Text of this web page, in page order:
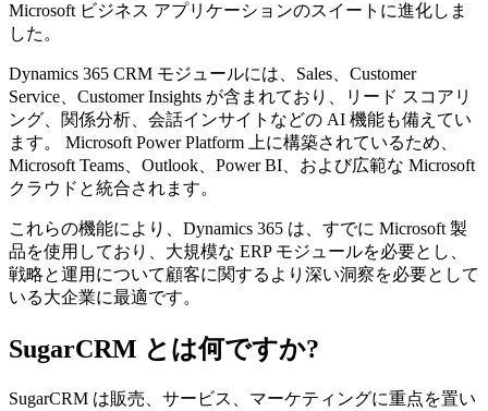
Microsoft ビジネス アプリケーションのスイートに進化しま
した。
Dynamics 365 CRM モジュールには、Sales、Customer
Service、Customer Insights が含まれており、リード スコアリ
ング、関係分析、会話インサイトなどの AI 機能も備えてい
ます。 Microsoft Power Platform 上に構築されているため、
Microsoft Teams、Outlook、Power BI、および広範な Microsoft
クラウドと統合されます。
これらの機能により、Dynamics 365 は、すでに Microsoft 製
品を使用しており、大規模な ERP モジュールを必要とし、
戦略と運用について顧客に関するより深い洞察を必要として
いる大企業に最適です。
SugarCRM とは何ですか?
SugarCRM は販売、サービス、マーケティングに重点を置い